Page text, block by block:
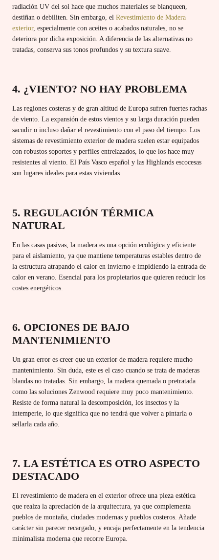
radiación UV del sol hace que muchos materiales se blanqueen,
destiñan o debiliten. Sin embargo, el Revestimiento de Madera
exterior, especialmente con aceites o acabados naturales, no se
deteriora por dicha exposición. A diferencia de las alternativas no
tratadas, conserva sus tonos profundos y su textura suave.
4. ¿VIENTO? NO HAY PROBLEMA
Las regiones costeras y de gran altitud de Europa sufren fuertes rachas
de viento. La expansión de estos vientos y su larga duración pueden
sacudir o incluso dañar el revestimiento con el paso del tiempo. Los
sistemas de revestimiento exterior de madera suelen estar equipados
con robustos soportes y perfiles entrelazados, lo que los hace muy
resistentes al viento. El País Vasco español y las Highlands escocesas
son lugares ideales para estas viviendas.
5. REGULACIÓN TÉRMICA
NATURAL
En las casas pasivas, la madera es una opción ecológica y eficiente
para el aislamiento, ya que mantiene temperaturas estables dentro de
la estructura atrapando el calor en invierno e impidiendo la entrada de
calor en verano. Esencial para los propietarios que quieren reducir los
costes energéticos.
6. OPCIONES DE BAJO
MANTENIMIENTO
Un gran error es creer que un exterior de madera requiere mucho
mantenimiento. Sin duda, este es el caso cuando se trata de maderas
blandas no tratadas. Sin embargo, la madera quemada o pretratada
como las soluciones Zenwood requiere muy poco mantenimiento.
Resiste de forma natural la descomposición, los insectos y la
intemperie, lo que significa que no tendrá que volver a pintarla o
sellarla cada año.
7. LA ESTÉTICA ES OTRO ASPECTO
DESTACADO
El revestimiento de madera en el exterior ofrece una pieza estética
que realza la apreciación de la arquitectura, ya que complementa
pueblos de montaña, ciudades modernas y pueblos costeros. Añade
carácter sin parecer recargado, y encaja perfectamente en la tendencia
minimalista moderna que recorre Europa.